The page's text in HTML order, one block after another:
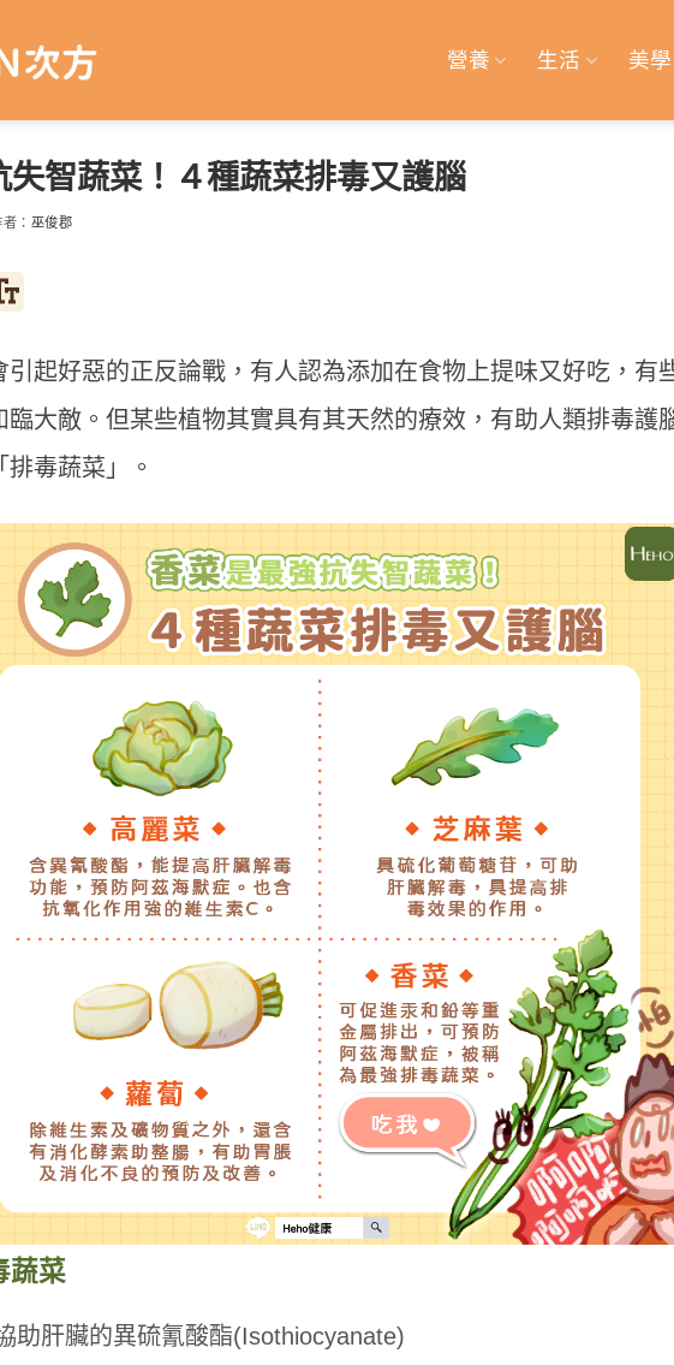
營養 生活 美學
失智蔬菜！４種蔬菜排毒又護腦
： 巫俊郡
引起好惡的正反論戰，有人認為添加在食物上提味又好吃，有
臨大敵。但某些植物其實具有其天然的療效，有助人類排毒護
毒蔬菜」。
蔬菜
助肝臟的異硫氰酸酯(Isothiocyanate)